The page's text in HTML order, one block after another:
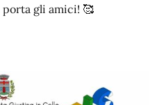
gli amici! 🥰